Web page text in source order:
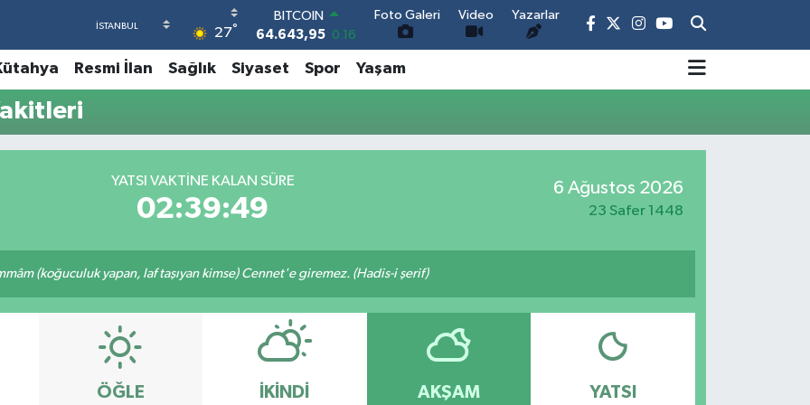
27°
BITCOIN
64.643,95 0.16
DOLAR
47,6006 0.06
EURO
64,2398 0.2
6513.94
Foto Galeri Video Yazarlar
Resmi İlan Sağlık Siyaset Spor Yaşam
YATSI VAKTINE KALAN SÜRE
02:39:49
6 Ağustos 2026
23 Safer 1448
(koğuculuk yapan, laf taşıyan kimse) Cennet'e giremez. (Hadis-i şerif)
ÖĞLE İKINDI AKŞAM YATSI